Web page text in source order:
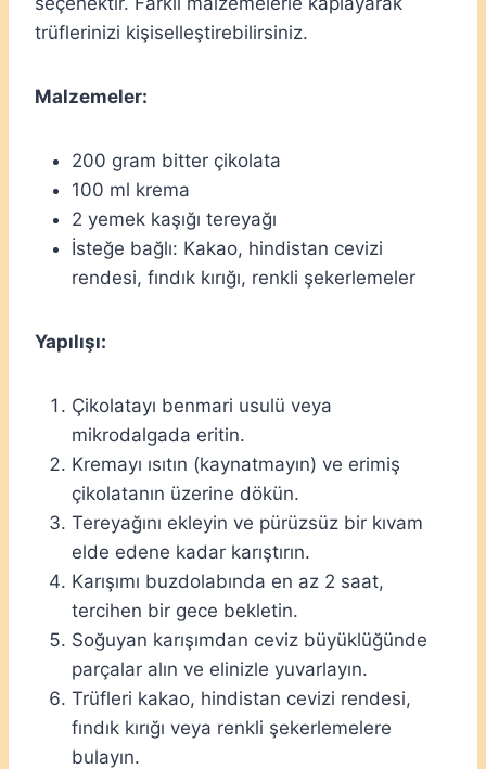
trüflerinizi kişiselleştirebilirsiniz.
Malzemeler:
200 gram bitter çikolata
100 ml krema
2 yemek kaşığı tereyağı
İsteğe bağlı: Kakao, hindistan cevizi
rendesi, fındık kırığı, renkli şekerlemeler
Yapılışı:
Çikolatayı benmari usulü veya
mikrodalgada eritin.
Kremayı ısıtın (kaynatmayın) ve erimiş
çikolatanın üzerine dökün.
Tereyağını ekleyin ve pürüzsüz bir kıvam
elde edene kadar karıştırın.
Karışımı buzdolabında en az 2 saat,
tercihen bir gece bekletin.
Soğuyan karışımdan ceviz büyüklüğünde
parçalar alın ve elinizle yuvarlayın.
Trüfleri kakao, hindistan cevizi rendesi,
fındık kırığı veya renkli şekerlemelere
bulayın.